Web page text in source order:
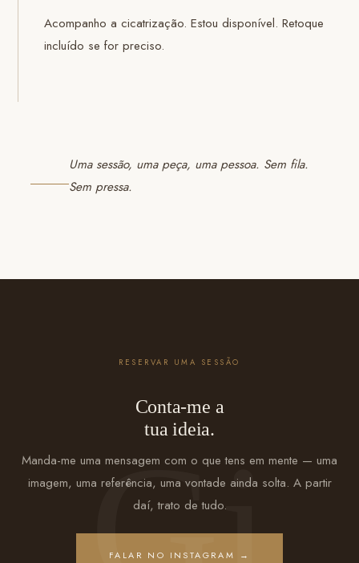
Acompanho a cicatrização. Estou disponível. Retoque
incluído se for preciso.
Uma sessão, uma peça, uma pessoa. Sem fila.
Sem pressa.
RESERVAR UMA SESSÃO
Conta-me a
tua ideia.
Manda-me uma mensagem com o que tens em mente — uma
imagem, uma referência, uma vontade ainda solta. A partir
daí, trato de tudo.
FALAR NO INSTAGRAM →